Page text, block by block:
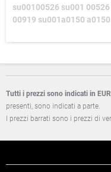
su00100526 su001
00919 su001a0150 a0150
Tutti i prezzi sono indicati in EUR
presenti, sono indicati a parte.
I prezzi barrati sono i prezzi di